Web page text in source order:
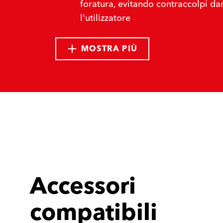
foratura, evitando contraccolpi
l'utilizzatore
MOSTRA PIÙ
Accessori
compatibili